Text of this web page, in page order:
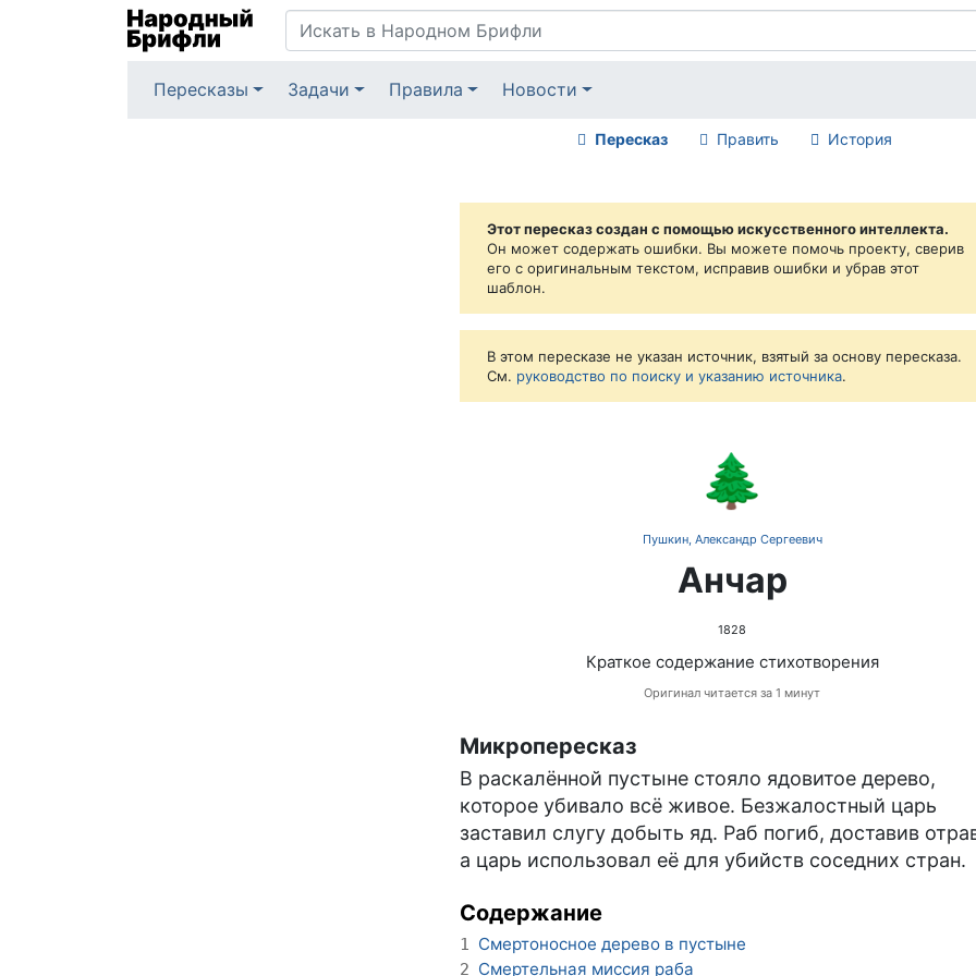
Пересказы Задачи Правила Новости
Пересказ Править История
Этот пересказ создан с помощью искусственного интеллекта.
Он может содержать ошибки. Вы можете помочь проекту, сверив
его с оригинальным текстом, исправив ошибки и убрав этот
шаблон.
В этом пересказе не указан источник, взятый за основу пересказа.
См. руководство по поиску и указанию источника.
🌲
Пушкин, Александр Сергеевич
Анчар
1828
Краткое содержание стихотворения
Оригинал читается за 1 минут
Микропересказ
В раскалённой пустыне стояло ядовитое дерево,
которое убивало всё живое. Безжалостный царь
заставил слугу добыть яд. Раб погиб, доставив
а царь использовал её для убийств соседних стран.
Содержание
1 Смертоносное дерево в пустыне
2 Смертельная миссия раба